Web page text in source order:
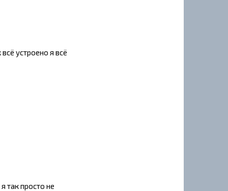
устроено я всё
так просто не